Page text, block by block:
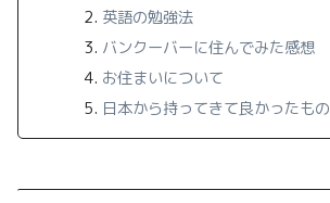
英語の勉強法
バンクーバーに住んでみた感想
お住まいについて
日本から持ってきて良かったもの